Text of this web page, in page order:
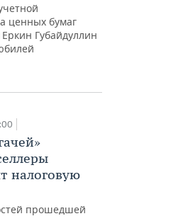
ценных бумаг
Губайдуллин
налоговую
прошедшей